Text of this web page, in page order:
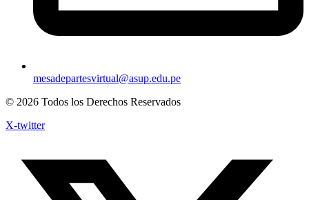
mesadepartesvirtual@asup.edu.pe
© 2026 Todos los Derechos Reservados
X-twitter